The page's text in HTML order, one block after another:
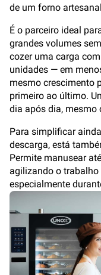
de um forno
É o parceiro ideal
grandes volumes
cozer uma carga
unidades — em
mesmo crescimento
primeiro ao último.
dia após dia, mesmo
Para simplificar
descarga, está
Permite manusear
agilizando o
especialmente